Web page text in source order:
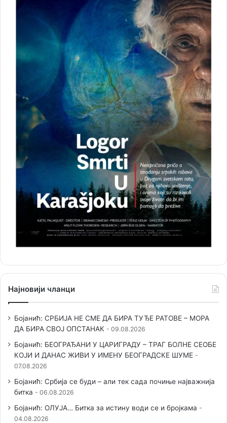
Најновији чланци
Бојанић: СРБИЈА НЕ СМЕ ДА БИРА ТУЂЕ РАТОВЕ – МОРА
ДА БИРА СВОЈ ОПСТАНАК
09.08.2026
Бојанић: БЕОГРАЂАНИ У ЦАРИГРАДУ – ТРАГ БОЛНЕ СЕОБЕ
КОЈИ И ДАНАС ЖИВИ У ИМЕНУ БЕОГРАДСКЕ ШУМЕ
07.08.2026
Бојанић: Србија се буди – али тек сада почиње најважнија
битка
06.08.2026
Бојанић: ОЛУЈА… Битка за истину води се и бројкама
04.08.2026